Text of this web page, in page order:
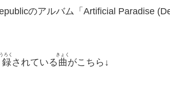
のアルバム「Artificial Paradise
ろく
されている 曲
きょく
がこちら↓